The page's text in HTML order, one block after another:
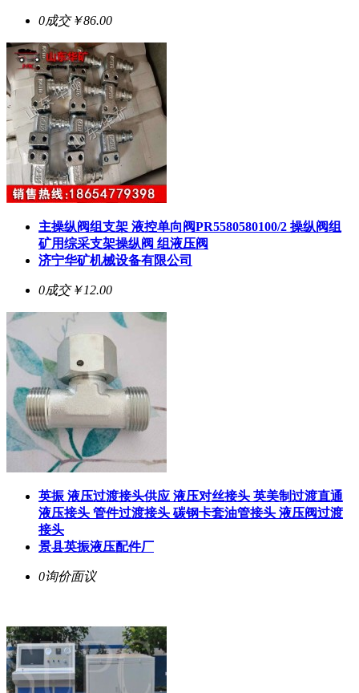
0成交￥86.00
主操纵阀组支架 液控单向阀PR5580580100/2 操纵阀组
矿用综采支架操纵阀 组液压阀
济宁华矿机械设备有限公司
0成交￥12.00
英振 液压过渡接头供应 液压对丝接头 英美制过渡直通
液压接头 管件过渡接头 碳钢卡套油管接头 液压阀过渡
接头
景县英振液压配件厂
0询价面议